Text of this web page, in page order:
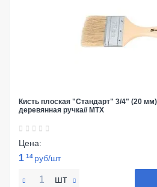
Кисть плоская "Стандарт" 3/4" (20
деревянная ручка// MTX
Цена:
1 14 руб/шт
шт